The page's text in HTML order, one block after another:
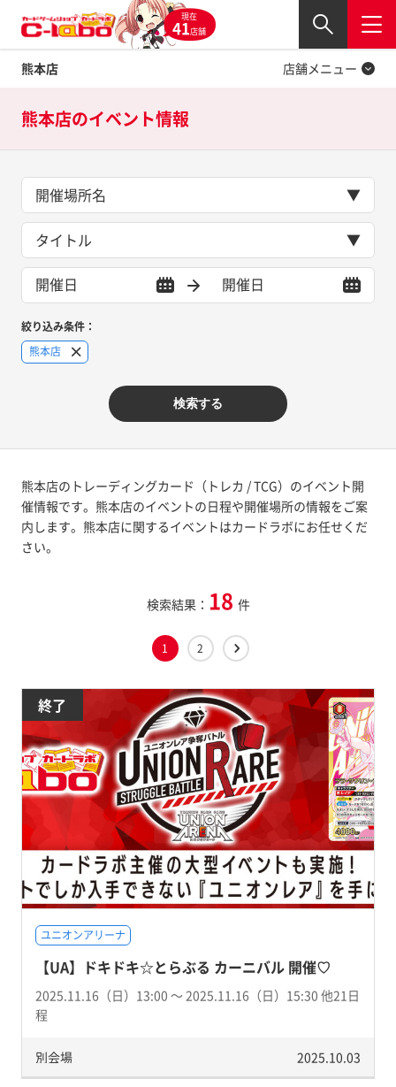
現在
41店舗
熊本店
閉じる
店舗メニュー
Twitter
熊本店のイベント情報
開催場所名
タイトル
絞り込み条件：
熊本店
検索する
熊本店のトレーディングカード（トレカ / TCG）のイベント開
催情報です。熊本店のイベントの日程や開催場所の情報をご案
内します。熊本店に関するイベントはカードラボにお任せくだ
さい。
検索結果： 18 件
1 2
終了
ユニオンアリーナ
【UA】ドキドキ☆とらぶる カーニバル 開催♡
2025.11.16（日）13:00 〜 2025.11.16（日）15:30 他21日
程
別会場 2025.10.03